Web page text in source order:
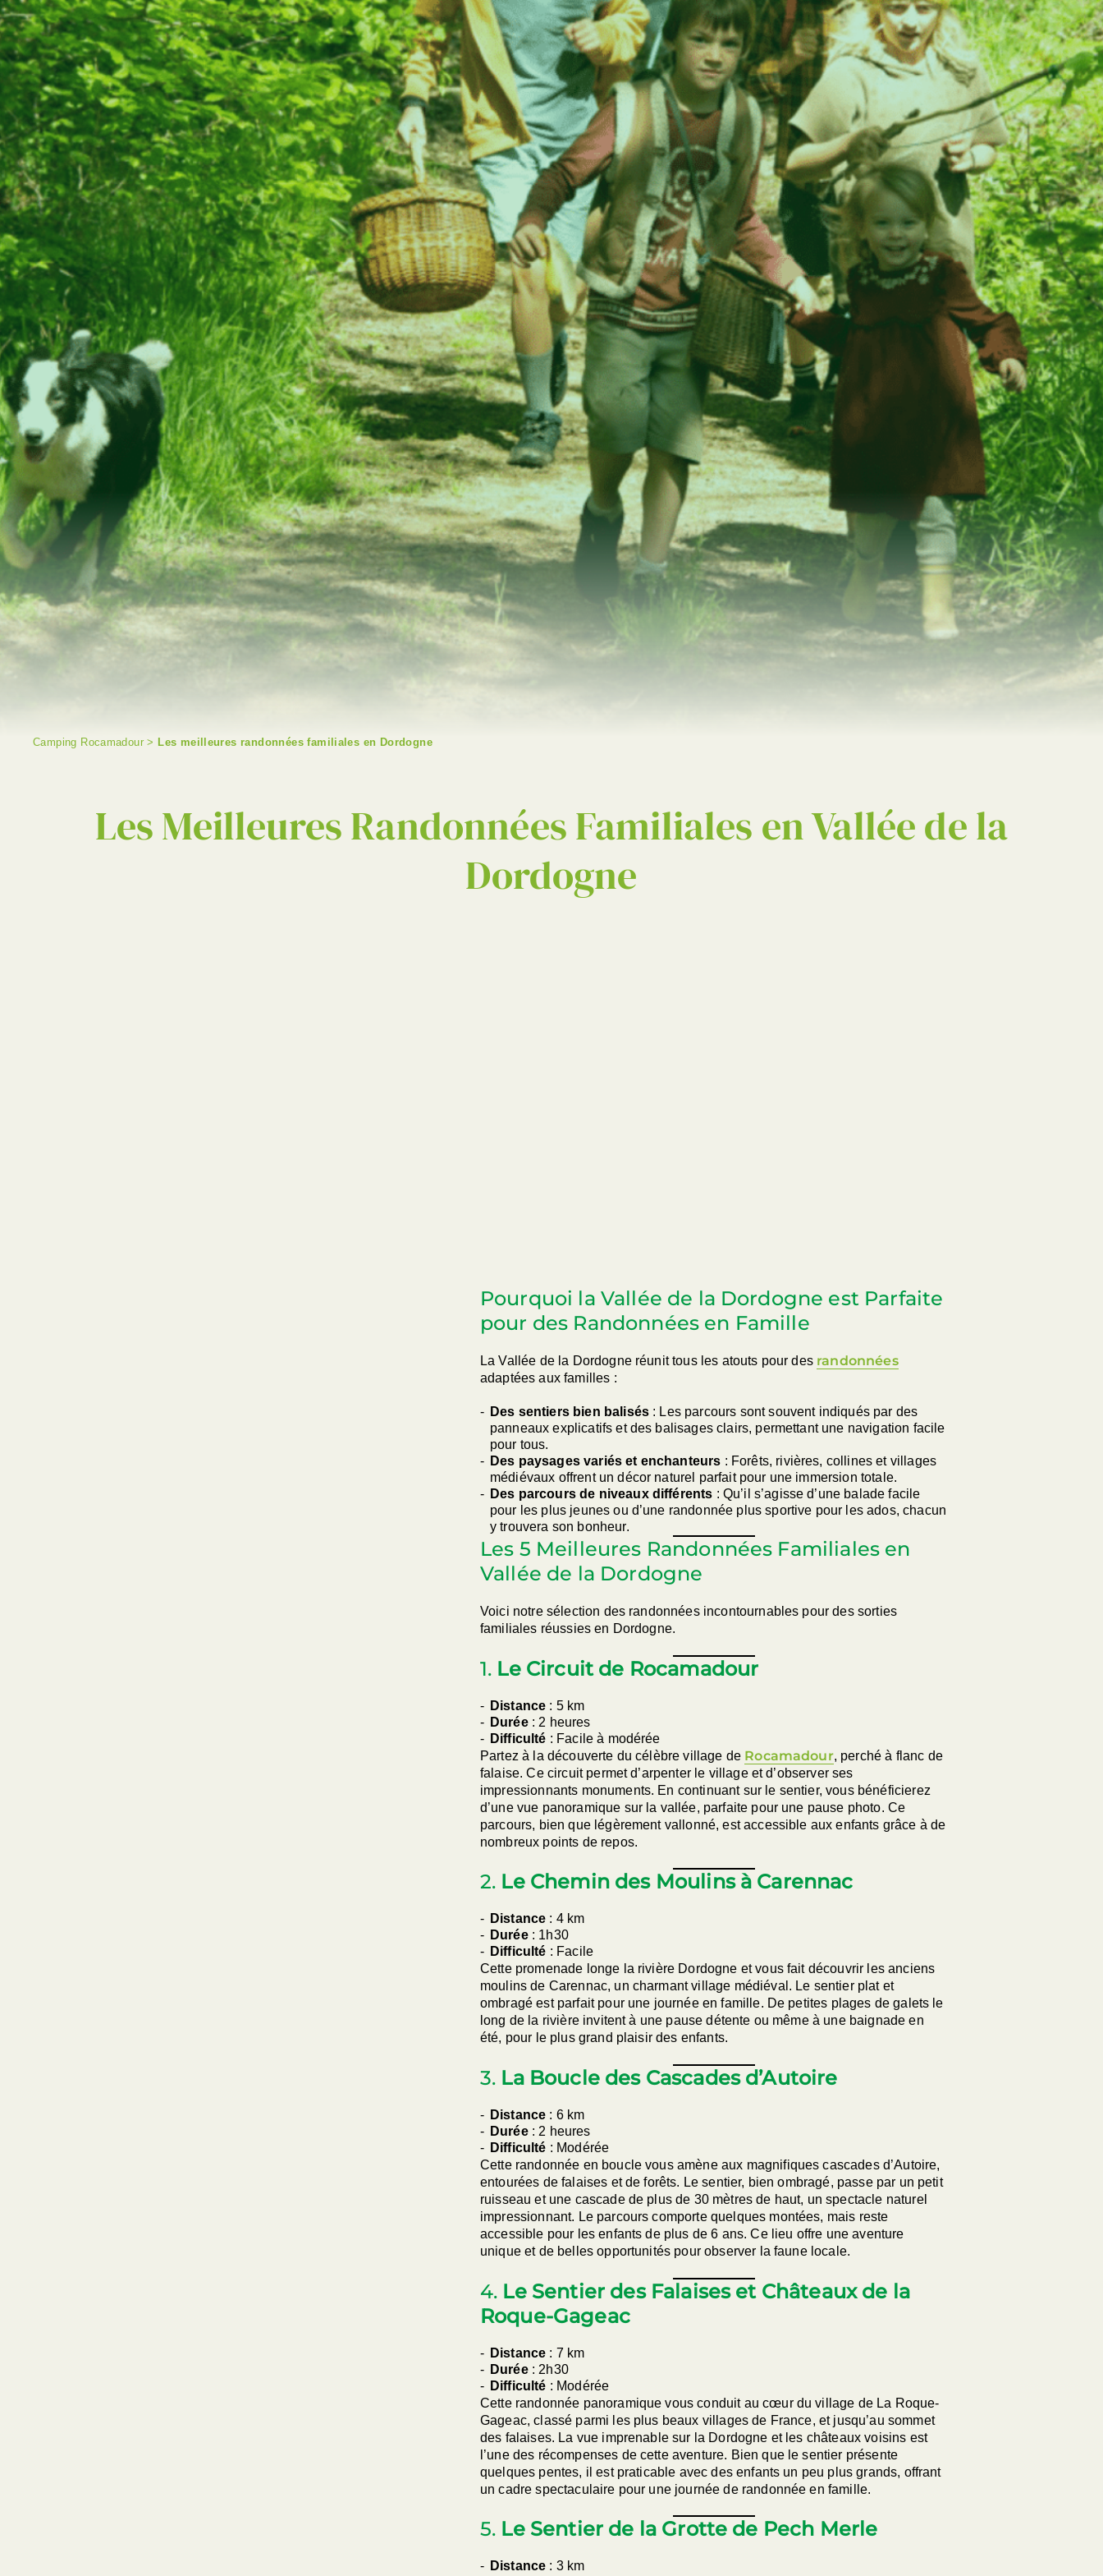
Camping Rocamadour > Les meilleures randonnées familiales en Dordogne
Les Meilleures Randonnées Familiales en Vallée de la
Dordogne
Pourquoi la Vallée de la Dordogne est Parfaite
pour des Randonnées en Famille
La Vallée de la Dordogne réunit tous les atouts pour des randonnées
adaptées aux familles :
Des sentiers bien balisés : Les parcours sont souvent indiqués par des
panneaux explicatifs et des balisages clairs, permettant une navigation facile
pour tous.
Des paysages variés et enchanteurs : Forêts, rivières, collines et villages
médiévaux offrent un décor naturel parfait pour une immersion totale.
Des parcours de niveaux différents : Qu’il s’agisse d’une balade facile
pour les plus jeunes ou d’une randonnée plus sportive pour les ados, chacun
y trouvera son bonheur.
Les 5 Meilleures Randonnées Familiales en
Vallée de la Dordogne
Voici notre sélection des randonnées incontournables pour des sorties
familiales réussies en Dordogne.
1. Le Circuit de Rocamadour
Distance : 5 km
Durée: 2 heures
Difficulté : Facile à modérée
Partez à la découverte du célèbre village de Rocamadour, perché à flanc de
falaise. Ce circuit permet d’arpenter le village et d’observer ses
impressionnants monuments. En continuant sur le sentier, vous bénéficierez
d’une vue panoramique sur la vallée, parfaite pour une pause photo. Ce
parcours, bien que légèrement vallonné, est accessible aux enfants grâce à de
nombreux points de repos.
2. Le Chemin des Moulins à Carennac
Distance : 4 km
Durée: 1h30
Difficulté : Facile
Cette promenade longe la rivière Dordogne et vous fait découvrir les anciens
moulins de Carennac, un charmant village médiéval. Le sentier plat et
ombragé est parfait pour une journée en famille. De petites plages de galets le
long de la rivière invitent à une pause détente ou même à une baignade en
été, pour le plus grand plaisir des enfants.
3. La Boucle des Cascades d’Autoire
Distance : 6 km
Durée: 2 heures
Difficulté : Modérée
Cette randonnée en boucle vous amène aux magnifiques cascades d’Autoire,
entourées de falaises et de forêts. Le sentier, bien ombragé, passe par un petit
ruisseau et une cascade de plus de 30 mètres de haut, un spectacle naturel
impressionnant. Le parcours comporte quelques montées, mais reste
accessible pour les enfants de plus de 6 ans. Ce lieu offre une aventure
unique et de belles opportunités pour observer la faune locale.
4. Le Sentier des Falaises et Châteaux de la
Roque-Gageac
Distance : 7 km
Durée: 2h30
Difficulté : Modérée
Cette randonnée panoramique vous conduit au cœur du village de La Roque-
Gageac, classé parmi les plus beaux villages de France, et jusqu’au sommet
des falaises. La vue imprenable sur la Dordogne et les châteaux voisins est
l’une des récompenses de cette aventure. Bien que le sentier présente
quelques pentes, il est praticable avec des enfants un peu plus grands, offrant
un cadre spectaculaire pour une journée de randonnée en famille.
5. Le Sentier de la Grotte de Pech Merle
Distance : 3 km